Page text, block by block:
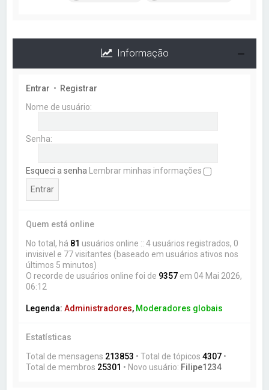
Informação
Entrar • Registrar
Nome de usuário:
Senha:
Esqueci a senha Lembrar minhas informações
Quem está online
No total, há 81 usuários online :: 4 usuários registrados, 0
invisivel e 77 visitantes (baseado em usuários ativos nos
últimos 5 minutos)
O recorde de usuários online foi de 9357 em 04 Mai 2026,
06:12
Legenda:Administradores, Moderadores globais
Estatísticas
Total de mensagens 213853 • Total de tópicos4307 •
Total de membros 25301 • Novo usuário: Filipe1234